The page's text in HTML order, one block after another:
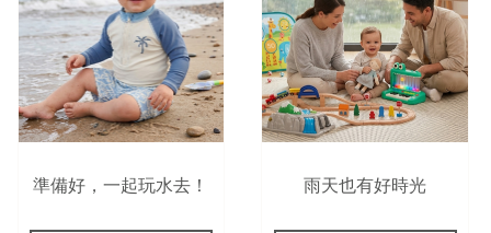
準備好，一起玩水去！ 雨天也有好時光